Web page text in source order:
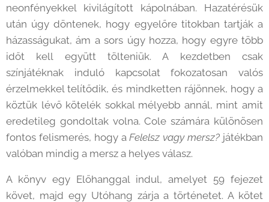
neonfényekkel kivilágított kápolnában. Hazatérésük
után úgy döntenek, hogy egyelőre titokban tartják a
házasságukat, ám a sors úgy hozza, hogy egyre több
időt kell együtt tölteniük. A kezdetben csak
színjátéknak induló kapcsolat fokozatosan valós
érzelmekkel telítődik, és mindketten rájönnek, hogy a
köztük lévő kötelék sokkal mélyebb annál, mint amit
eredetileg gondoltak volna. Cole számára különösen
fontos felismerés, hogy aFelelsz vagy mersz? játékban
valóban mindig a mersz a helyes válasz.
A könyv egy Előhanggal indul, amelyet 59 fejezet
követ, majd egy Utóhang zárja a történetet. A kötet